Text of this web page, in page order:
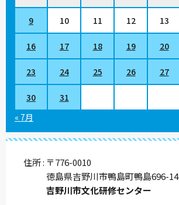
9 10 11 12 13
16 17 18 19 20
23 24 25 26 27
30
31
« 7月
住所 〒776-0010
徳島県吉野川市鴨島町鴨島696-14
吉野川市文化研修センター